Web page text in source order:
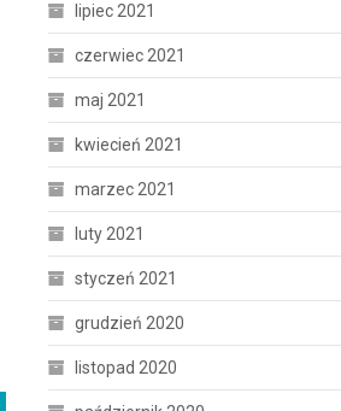
lipiec 2021
czerwiec 2021
maj 2021
kwiecień 2021
marzec 2021
luty 2021
styczeń 2021
grudzień 2020
listopad 2020